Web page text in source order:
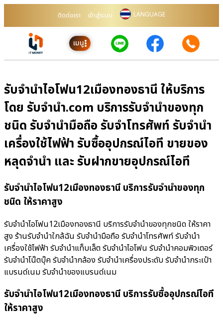
ติดต่อเรา เข้าสู่ระบบ LANGUAGE
เมนู
รับจำนำไอโฟน12เมืองทองธานี ให้บริการ
โดย รับจํานํา.com บริการรับจำนำของทุก
ชนิด รับจำนำมือถือ รับจำโทรศัพท์ รับจำนำ
เครื่องใช้ไฟฟ้า รับซื้ออุปกรณ์ไอที ขายของ
หลุดจำนำ และ รับฝากขายอุปกรณ์ไอที
รับจำนำไอโฟน12เมืองทองธานี บริการรับจำนำของทุก
ชนิด ให้ราคาสูง
รับจำนำไอโฟน12เมืองทองธานี บริการรับจำนำของทุกชนิด ให้ราคา
สูง ร้านรับจํานําใกล้ฉัน รับจำนำมือถือ รับจำนำโทรศัพท์ รับจำนำ
เครื่องใช้ไฟฟ้า รับจำนำแท็บเล็ต รับจำนำไอโฟน รับจำนำคอมพิวเตอร์
รับจำนำโน๊ตบุ๊ค รับจำนำกล้อง รับจำนำเครื่องประดับ รับจำนำกระเป๋า
แบรนด์เนม รับจำนำของแบรนด์เนม
รับจำนำไอโฟน12เมืองทองธานี บริการรับซื้ออุปกรณ์ไอที
ให้ราคาสูง